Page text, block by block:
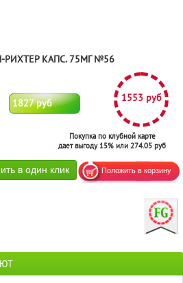
РИХТЕР КАПС. 75МГ №56
1827 руб 1553 руб
Покупка по клубной карте
дает выгоду 15% или 274.05 руб